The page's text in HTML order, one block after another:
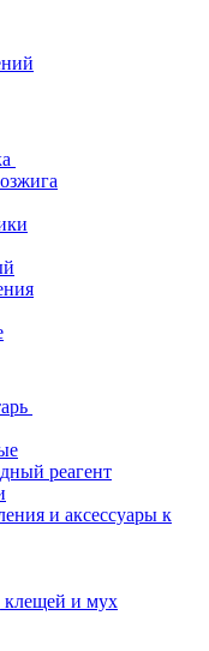
реагент
и аксессуары к
клещей и мух